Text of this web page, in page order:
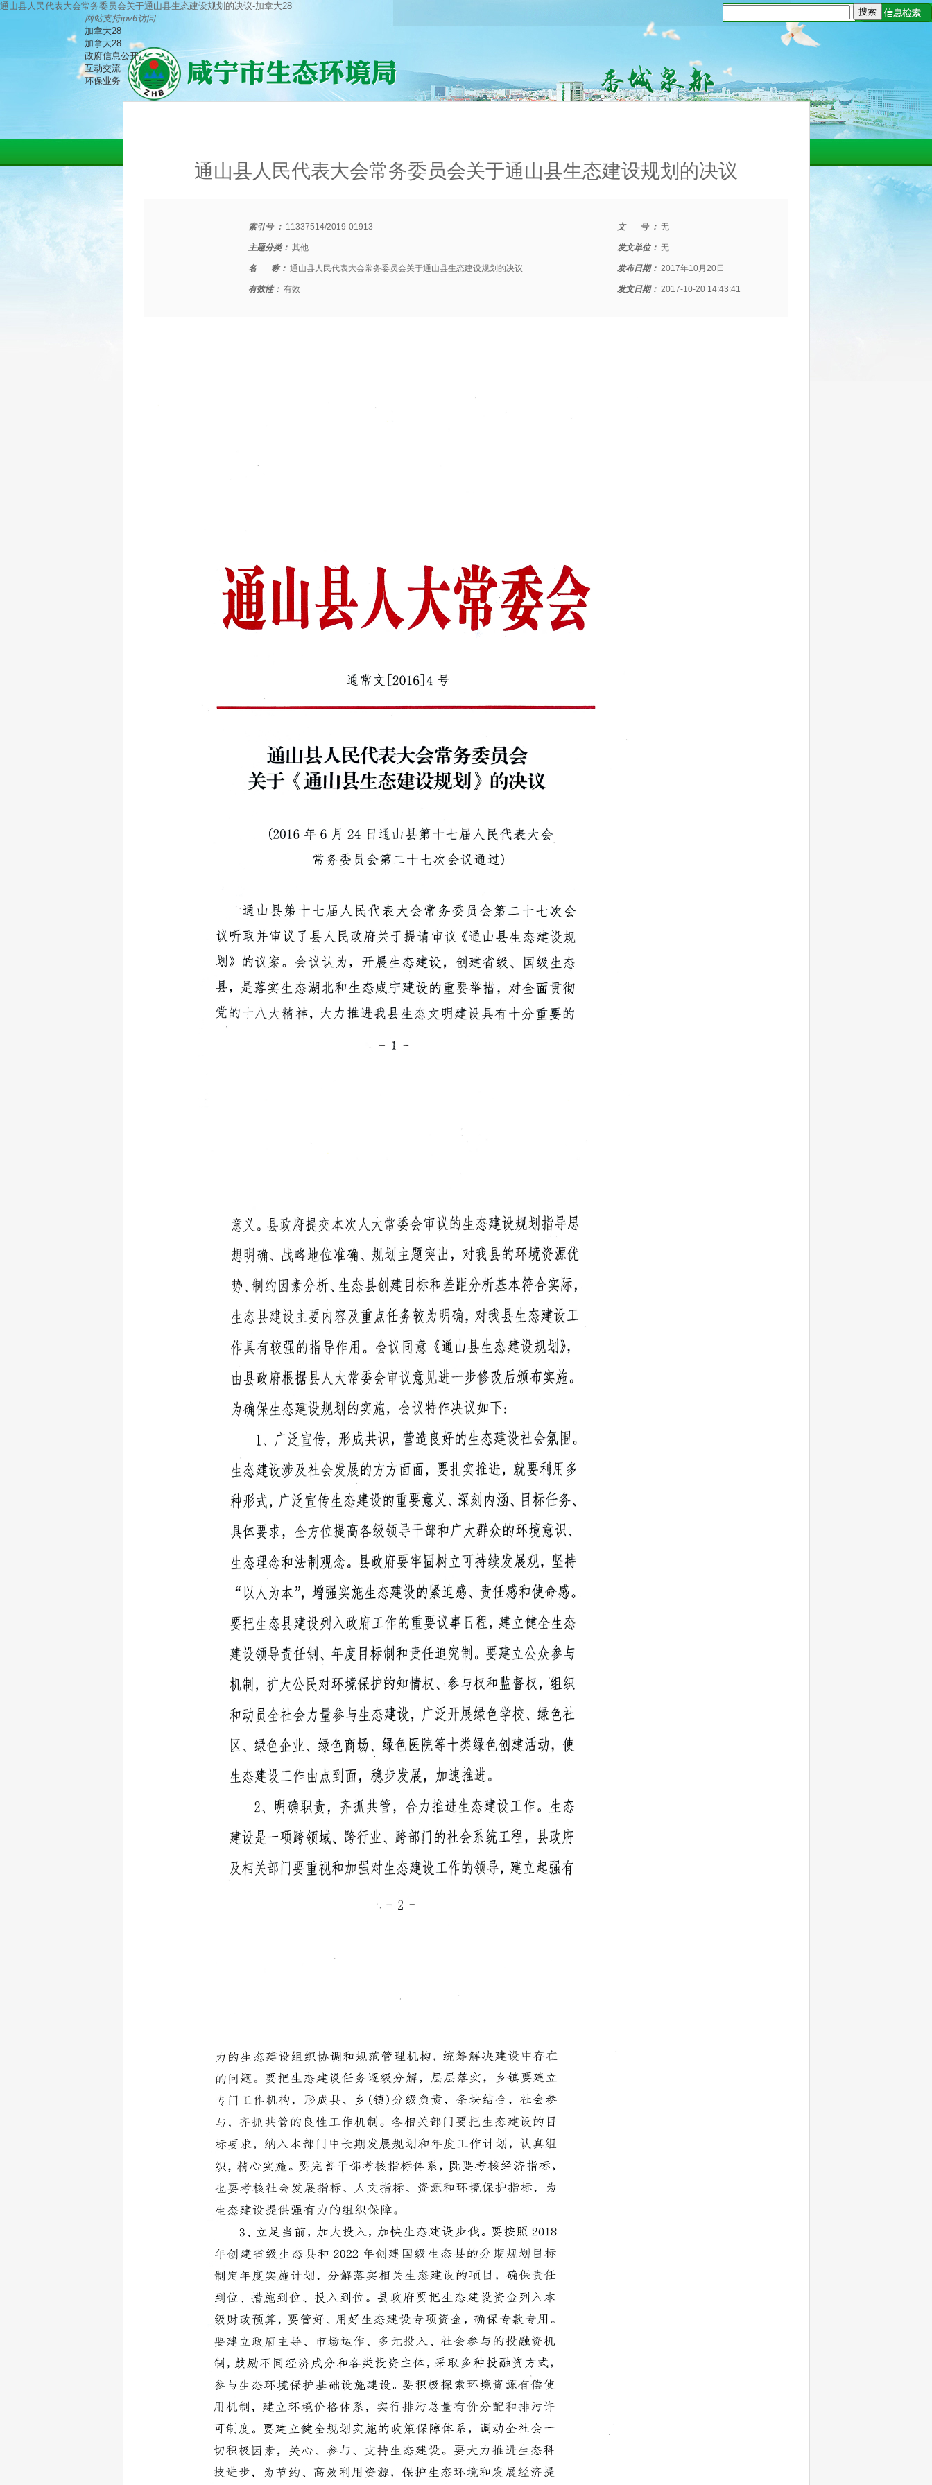
通山县人民代表大会常务委员会关于通山县生态建设规划的决议-加拿大28
网站支持ipv6访问
加拿大28
加拿大28
政府信息公开
互动交流
环保业务
通山县人民代表大会常务委员会关于通山县生态建设规划的决议
索引号 ： 11337514/2019-01913 文 号 ： 无
主题分类： 其他 发文单位： 无
名 称： 通山县人民代表大会常务委员会关于通山县生态建设规划的决议 发布日期： 2017年10月20日
有效性： 有效 发文日期： 2017-10-20 14:43:41